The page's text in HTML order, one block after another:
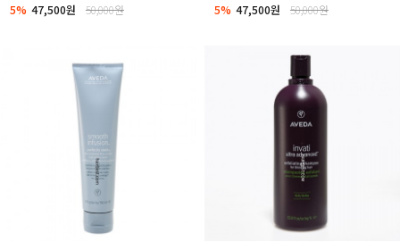
5% 47,500원 50,000원 5% 47,500원 50,000원